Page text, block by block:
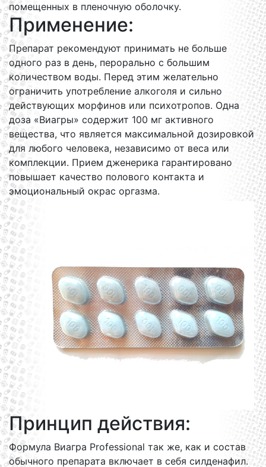
помещенных в пленочную оболочку.
Применение:
Препарат рекомендуют принимать не больше
одного раз в день, перорально с большим
количеством воды. Перед этим желательно
ограничить употребление алкоголя и сильно
действующих морфинов или психотропов. Одна
доза «Виагры» содержит 100 мг активного
вещества, что является максимальной дозировкой
для любого человека, независимо от веса или
комплекции. Прием дженерика гарантировано
повышает качество полового контакта и
эмоциональный окрас оргазма.
Принцип действия:
Формула Виагра Professional так же, как и состав
обычного препарата включает в себя силденафил.